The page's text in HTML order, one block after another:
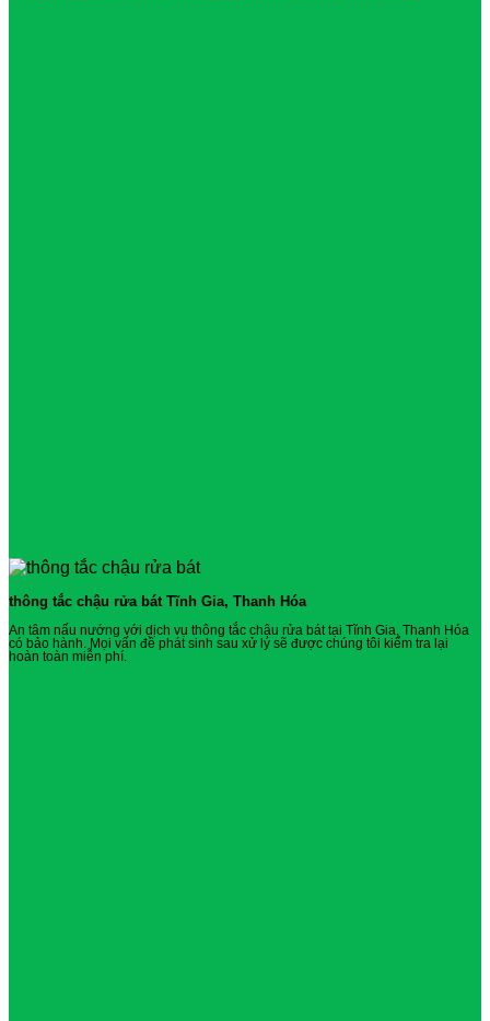
thông tắc chậu rửa bát Tĩnh Gia, Thanh Hóa
An tâm nấu nướng với dịch vụ thông tắc chậu rửa bát tại Tĩnh Gia, Thanh Hóa
có bảo hành. Mọi vấn đề phát sinh sau xử lý sẽ được chúng tôi kiểm tra lại
hoàn toàn miễn phí.